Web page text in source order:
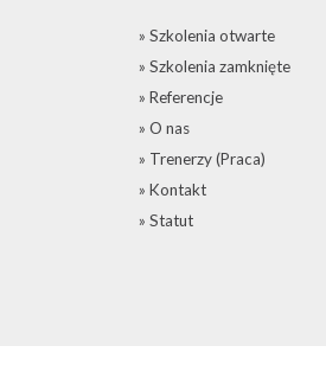
» Szkolenia otwarte
» Szkolenia zamknięte
» Referencje
» O nas
» Trenerzy (Praca)
» Kontakt
» Statut